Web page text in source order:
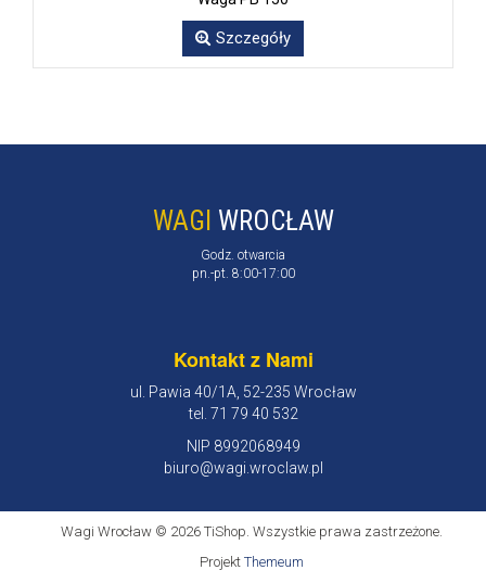
Szczegóły
WAGI WROCŁAW
Godz. otwarcia
pn.-pt. 8:00-17:00
Kontakt z Nami
ul. Pawia 40/1A, 52-235 Wrocław
tel. 71 79 40 532
NIP 8992068949
biuro@wagi.wroclaw.pl
Wagi Wrocław © 2026 TiShop. Wszystkie prawa zastrzeżone.
Projekt Themeum